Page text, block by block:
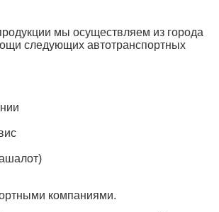
мы осуществляем из города
следующих автотранспортных
компаниями.